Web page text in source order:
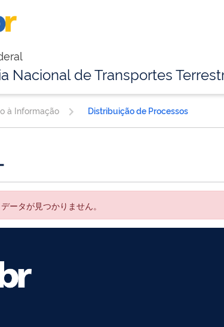
Nacional de Transportes
à Informação Distribuição de Processos
データが見つかりません。